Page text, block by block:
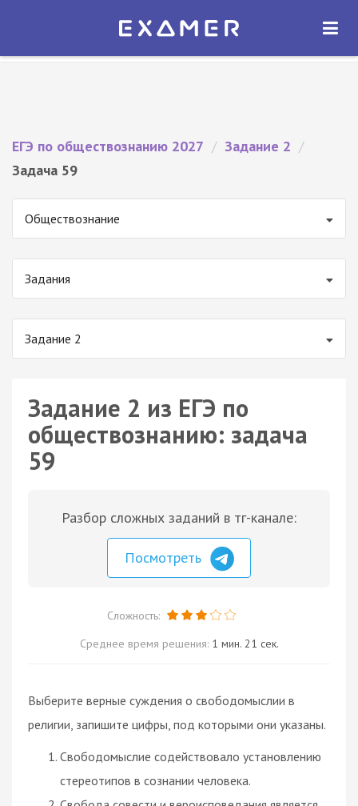
Экзамер — ЕГЭ 2027
ОТКРЫТЬ
ЕГЭ по обществознанию 2027 / Задание 2 /
Задача 59
Обществознание
Задания
Задание 2
Задание 2 из ЕГЭ по
обществознанию: задача
59
Разбор сложных заданий в тг-канале:
Посмотреть
Сложность:
Среднее время решения: 1 мин. 21 сек.
Выберите верные суждения о свободомыслии в
религии, запишите цифры, под которыми они указаны.
Свободомыслие содействовало установлению
стереотипов в сознании человека.